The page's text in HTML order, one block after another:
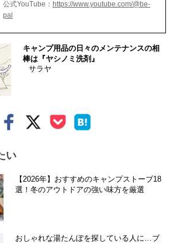
公式YouTube： https://www.youtube.com/@be-
pal
キャンプ用品の日々のメンテナンスの相
棒は『ヤシノミ洗剤』
サラヤ
い
【2026年】おすすめのキャンプストーブ18
選！冬のアウトドアの強い味方を厳選
おしゃれな湯たんぽを探している人に…ブ